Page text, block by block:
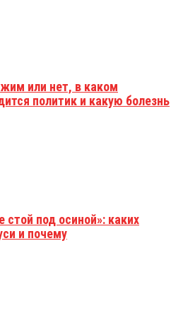
или нет, в каком
политик и какую болезнь
стой под осиной»: каких
и почему